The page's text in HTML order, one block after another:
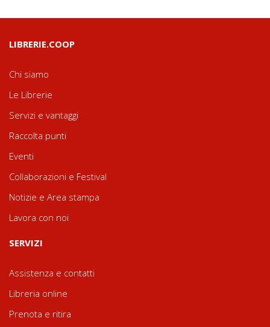
LIBRERIE.COOP
Chi siamo
Le Librerie
Servizi e vantaggi
Raccolta punti
Eventi
Collaborazioni e Festival
Notizie e Area stampa
Lavora con noi
SERVIZI
Assistenza e contatti
Libreria online
Prenota e ritira